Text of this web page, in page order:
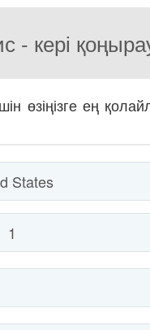
- кері
өзіңізге ең